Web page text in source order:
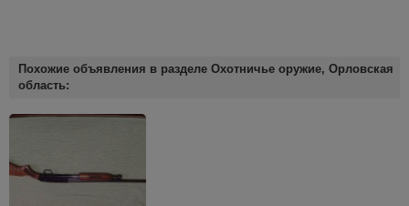
Похожие объявления в разделе Охотничье оружие, Орловская
область: